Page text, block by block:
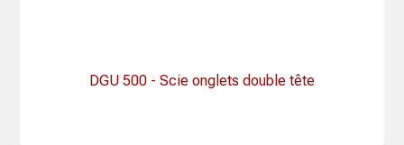
DGU 500 - Scie onglets double tête